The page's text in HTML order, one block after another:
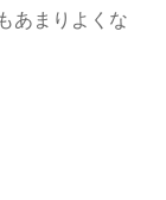
あまりよくな